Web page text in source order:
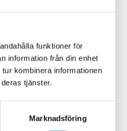
funktioner för
information från din enhet
kombinera informationen
tjänster.
Marknadsföring